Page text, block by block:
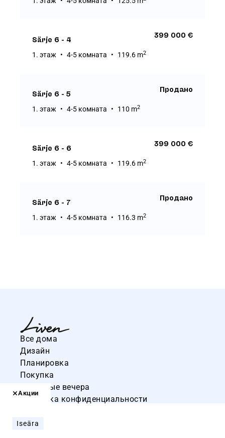
Särje 6 - 4
1. этаж 4-5 комната 119.6 m2
399 000 €
Särje 6 - 5
1. этаж 4-5 комната 110 m2
Продано
Särje 6 - 6
1. этаж 4-5 комната 119.6 m2
399 000 €
Särje 6 - 7
1. этаж 4-5 комната 116.3 m2
Продано
Все дома
Дизайн
Планировка
Покупка
Салонные вечера
Политика конфиденциальности
Контакты
Акции
Iseära